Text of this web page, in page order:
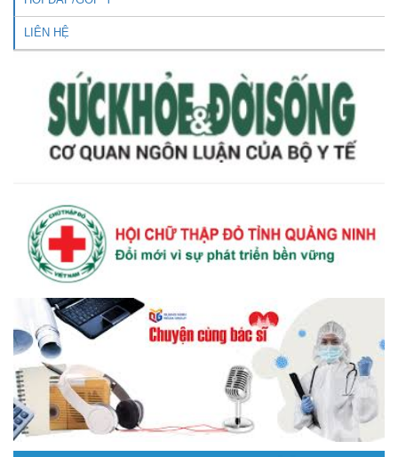
LIÊN HỆ